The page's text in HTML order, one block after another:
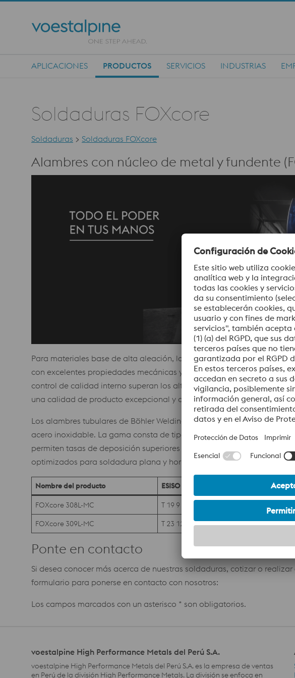
APLICACIONES PRODUCTOS SERVICIOS INDUSTRIAS
Soldaduras FOXcore
Soldaduras > Soldaduras FOXcore
Alambres con núcleo de metal y fundente
Para materiales base de alta aleación, los ajustes de aleación
con excelentes propiedades mecánicas y resistencia a la corrosión.
control de calidad interno superan los altos estándares del sistema de
una calidad de producto excepcional y constante para nuestros
Los alambres tubulares de Böhler Welding ofrecen una alternativa
acero inoxidable. La gama consta de tipos para todas las posiciones
permiten tasas de deposición superiores y tipos de mano hacia abajo
optimizados para soldadura plana y horizontal PA (1G/1F), PB (2F) con
Nombre del producto ESISO AWS
FOXcore 308L-MC T 19 9 LM M12 2 EC308L
FOXcore 309L-MC T 23 12 LM M12 1 T 23 12
Ponte en contacto
Si desea conocer más acerca de nuestras soldaduras, cotizar o
formulario para ponerse en contacto con nosotros:
Los campos marcados con un asterisco * son obligatorios.
voestalpine High Performance Metals del Perú S.A.
voestalpine High Performance Metals del Perú S.A. es la empresa de ventas
en Perú de la división High Performance Metals. La división se enfoca en